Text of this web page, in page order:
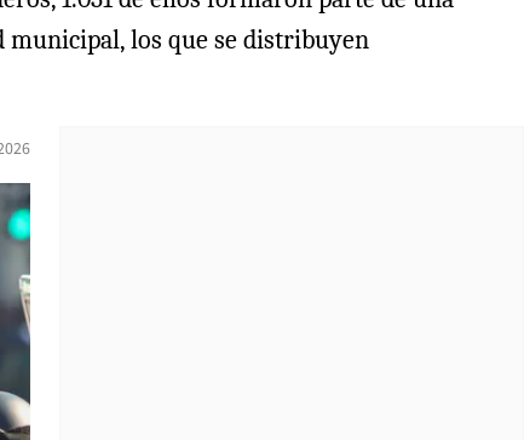
municipal, los que se distribuyen